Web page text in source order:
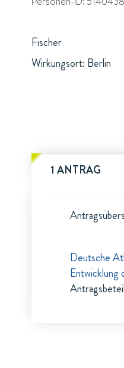
Fischer
Wirkungsort: Berlin
1 ANTRAG
Deutsche
Entwicklung